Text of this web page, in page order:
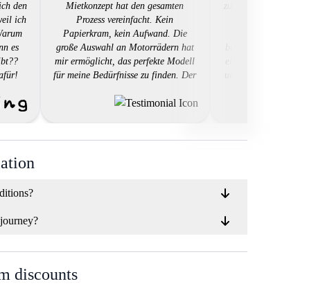
den
ich
es
Mietkonzept hat den gesamten
Prozess vereinfacht. Kein
Papierkram, kein Aufwand. Die
große Auswahl an Motorrädern hat
mir ermöglicht, das perfekte Modell
für meine Bedürfnisse zu finden. Der
hilfsbereit. RIBE hat definitiv
zuverlässigen
discounts